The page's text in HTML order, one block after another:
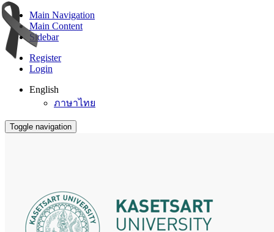
Main Navigation
Main Content
Sidebar
Register
Login
English
ภาษาไทย
Toggle navigation